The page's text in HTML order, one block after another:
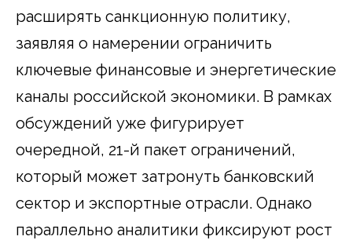
расширять санкционную политику,
заявляя о намерении ограничить
ключевые финансовые и энергетические
каналы российской экономики. В рамках
обсуждений уже фигурирует
очередной, 21-й пакет ограничений,
который может затронуть банковский
сектор и экспортные отрасли. Однако
параллельно аналитики фиксируют рост